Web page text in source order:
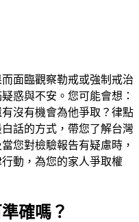
面臨觀察勒戒或強制戒治
惑與不安。您可能會想：
沒有機會為他爭取？律點
話的方式，帶您了解台灣
您對檢驗報告有疑慮時，
動，為您的家人爭取權
確嗎？